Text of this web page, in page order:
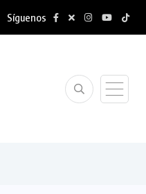
Síguenos